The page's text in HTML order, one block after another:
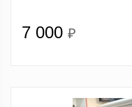
7 000 ₽